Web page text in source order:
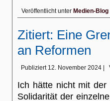
Veröffentlicht unter Medien-Blog
Zitiert: Eine
an Reformen
Publiziert 12. November 2024
Ich hätte nicht mit der
Solidarität der